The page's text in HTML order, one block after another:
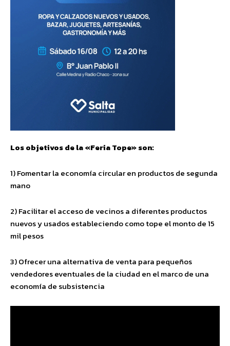
Los objetivos de la «Feria Tope» son:
1) Fomentar la economía circular en productos de segunda
mano
2) Facilitar el acceso de vecinos a diferentes productos
nuevos y usados estableciendo como tope el monto de 15
mil pesos
3) Ofrecer una alternativa de venta para pequeños
vendedores eventuales de la ciudad en el marco de una
economía de subsistencia